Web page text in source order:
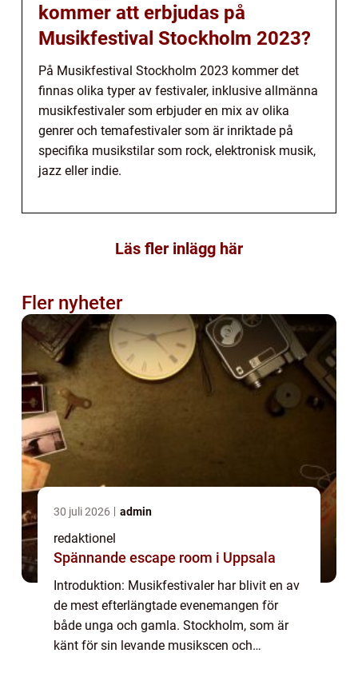
kommer att erbjudas på
Musikfestival Stockholm 2023?
På Musikfestival Stockholm 2023 kommer det
finnas olika typer av festivaler, inklusive allmänna
musikfestivaler som erbjuder en mix av olika
genrer och temafestivaler som är inriktade på
specifika musikstilar som rock, elektronisk musik,
jazz eller indie.
Läs fler inlägg här
Fler nyheter
30 juli 2026 admin
redaktionel
Spännande escape room i Uppsala
Introduktion: Musikfestivaler har blivit en av
de mest efterlängtade evenemangen för
både unga och gamla. Stockholm, som är
känt för sin levande musikscen och